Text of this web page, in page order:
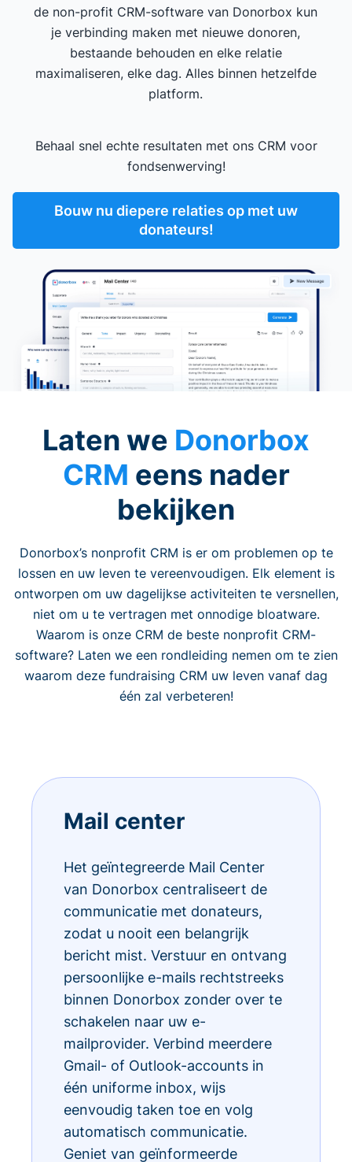
de non-profit CRM-software van Donorbox kun
je verbinding maken met nieuwe donoren,
bestaande behouden en elke relatie
maximaliseren, elke dag. Alles binnen hetzelfde
platform.
Behaal snel echte resultaten met ons CRM voor
fondsenwerving!
Bouw nu diepere relaties op met uw
donateurs!
Laten we Donorbox
CRM eens nader
bekijken
Donorbox’s nonprofit CRM is er om problemen op te
lossen en uw leven te vereenvoudigen. Elk element is
ontworpen om uw dagelijkse activiteiten te versnellen,
niet om u te vertragen met onnodige bloatware.
Waarom is onze CRM de beste nonprofit CRM-
software? Laten we een rondleiding nemen om te zien
waarom deze fundraising CRM uw leven vanaf dag
één zal verbeteren!
Mail center
Het geïntegreerde Mail Center
van Donorbox centraliseert de
communicatie met donateurs,
zodat u nooit een belangrijk
bericht mist. Verstuur en ontvang
persoonlijke e-mails rechtstreeks
binnen Donorbox zonder over te
schakelen naar uw e-
mailprovider. Verbind meerdere
Gmail- of Outlook-accounts in
één uniforme inbox, wijs
eenvoudig taken toe en volg
automatisch communicatie.
Geniet van geïnformeerde